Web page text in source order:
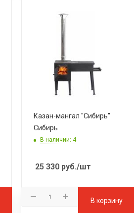
Казан-мангал "Сибирь"
Сибирь
В наличии: 4
25 330 руб./шт
В корзину